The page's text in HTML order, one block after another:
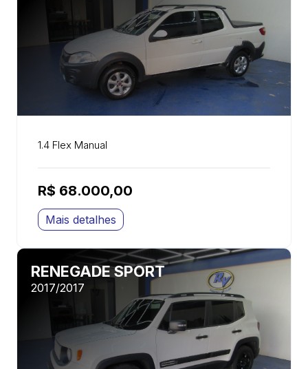
1.4 Flex Manual
R$ 68.000,00
Mais detalhes
RENEGADE SPORT
2017/2017